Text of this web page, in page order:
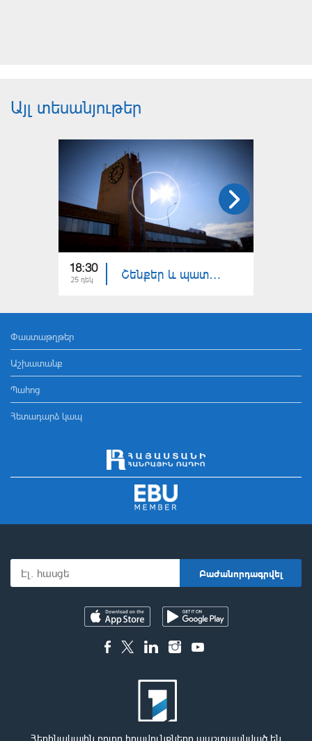
Այլ տեսանյութեր
18:30
25 դեկ Շենքեր և պատմություններ․ Գյումրու երկաթգծի կայարան
Փաստաթղթեր
Աշխատանք
Պահոց
Հետադարձ կապ
Հեղինակային բոլոր իրավունքները պաշտպանված են